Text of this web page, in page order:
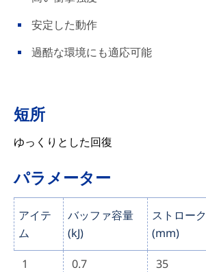
安定した動作
過酷な環境にも適応可能
短所
ゆっくりとした回復
パラメーター
アイテ
ム
バッファ容量
(kJ)
ストローク
(mm)
1 0.7 35